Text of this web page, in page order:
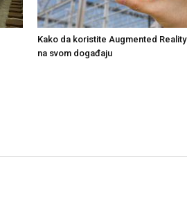
Kako da koristite Augmented Reality
na svom događaju